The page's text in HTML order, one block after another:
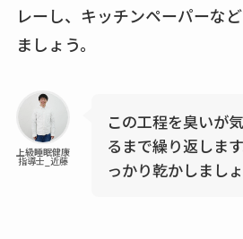
レーし、キッチンペーパーな
ましょう。
上級睡眠健康
指導士_近藤
この工程を臭いが
るまで繰り返しま
っかり乾かしましょ